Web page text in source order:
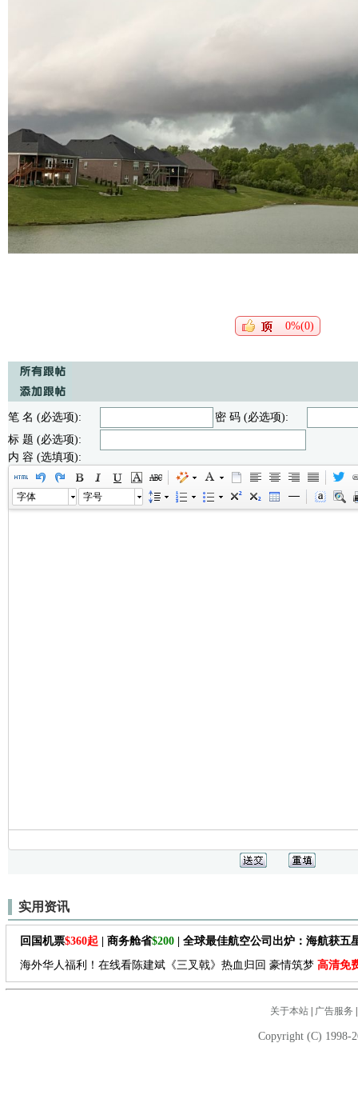
0%(0)
笔 名 (必选项):
密 码 (必选项):
标 题 (必选项):
内 容 (选填项):
字体 字号
实用资讯
回国机票$360起 | 商务舱省$200 | 全球最佳航空公司出炉：海航获五
海外华人福利！在线看陈建斌《三叉戟》热血归回 豪情筑梦 高清免
关于本站| 广告服务
Copyright (C) 1998-